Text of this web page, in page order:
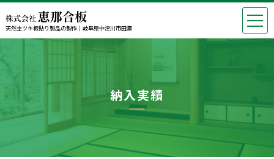
天然杢ツキ板貼り製品の製作｜岐阜県中津川市田瀬
納入実績